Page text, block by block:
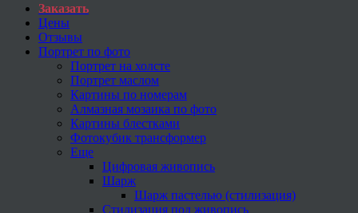
Заказать
Цены
Отзывы
Портрет по фото
Портрет на холсте
Портрет маслом
Картины по номерам
Алмазная мозаика по фото
Картины блестками
Фотокубик трансформер
Еще
Цифровая живопись
Шарж
Шарж пастелью (стилизация)
Стилизация под живопись